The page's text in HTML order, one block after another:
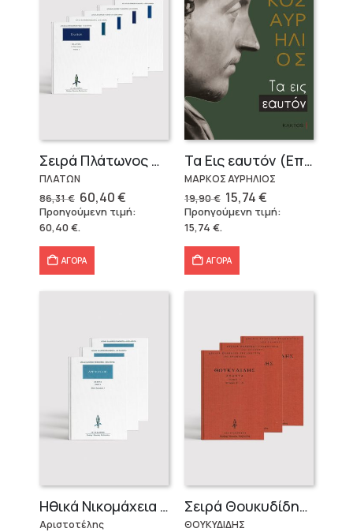
Σειρά Πλάτωνος Πολιτεία
ΠΛΑΤΩΝ
86,31€ Original
price
was:
86,31 €.
60,40€Η
τρέχουσα
τιμή
Προηγούμενη τιμή:
60,40€.
ΑΓΟΡΑ
Τα Εις εαυτόν (Επίτομο) – Μάρκος Αυρήλιος
ΜΑΡΚΟΣ ΑΥΡΗΛΙΟΣ
19,90€ Original
price
was:
15,74€Η
τρέχουσα
τιμή
Προηγούμενη τιμή:
15,74 €.
ΑΓΟΡΑ
Ηθικά Νικομάχεια (3 τόμοι)
Αριστοτέλης
Σειρά Θουκυδίδης – Δεμένο (4 τόμοι)
ΘΟΥΚΥΔΙΔΗΣ